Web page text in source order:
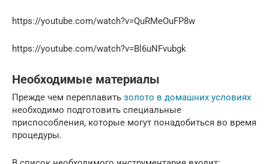
https://youtube.com/watch?v=QuRMeOuFP8w
https://youtube.com/watch?v=Bl6uNFvubgk
Необходимые материалы
Прежде чем переплавить золото в домашних условиях
необходимо подготовить специальные
приспособления, которые могут понадобиться во время
процедуры.